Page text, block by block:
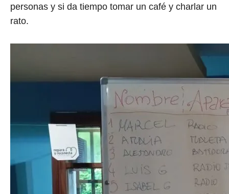
personas y si da tiempo tomar un café y charlar un
rato.